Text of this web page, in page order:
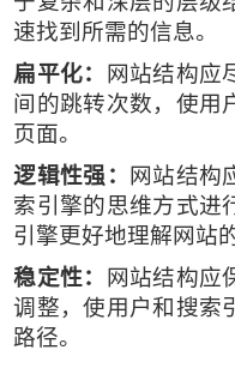
速找到所需的信息。
扁平化：
网站结构应
间的跳转次数，使用
页面。
逻辑性强：
网站结构
索引擎的思维方式进
引擎更好地理解网站
稳定性：
网站结构应
调整，使用户和搜索
路径。